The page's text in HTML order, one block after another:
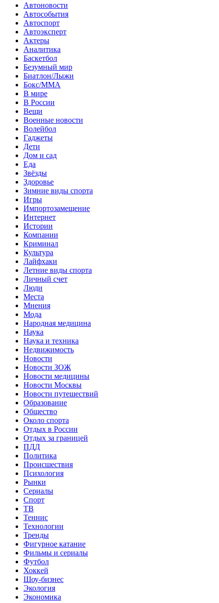
Автоновости
Автособытия
Автоспорт
Автоэксперт
Актеры
Аналитика
Баскетбол
Безумный мир
Биатлон/Лыжи
Бокс/MMA
В мире
В России
Вещи
Военные новости
Волейбол
Гаджеты
Дети
Дом и сад
Еда
Звёзды
Здоровье
Зимние виды спорта
Игры
Импортозамещение
Интернет
Истории
Компании
Криминал
Культура
Лайфхаки
Летние виды спорта
Личный счет
Люди
Места
Мнения
Мода
Народная медицина
Наука
Наука и техника
Недвижимость
Новости
Новости ЗОЖ
Новости медицины
Новости Москвы
Новости путешествий
Образование
Общество
Около спорта
Отдых в России
Отдых за границей
ПДД
Политика
Происшествия
Психология
Рынки
Сериалы
Спорт
ТВ
Теннис
Технологии
Тренды
Фигурное катание
Фильмы и сериалы
Футбол
Хоккей
Шоу-бизнес
Экология
Экономика